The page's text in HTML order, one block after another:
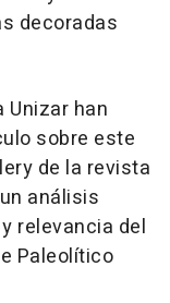
decoradas
Unizar han
sobre este
de la revista
análisis
relevancia del
Paleolítico